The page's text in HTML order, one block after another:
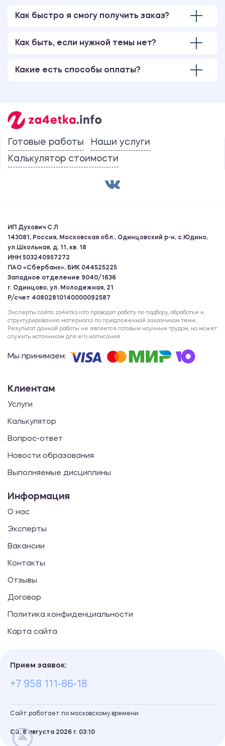
Как быстро я смогу получить заказ?
Как быть, если нужной темы нет?
Какие есть способы оплаты?
Готовые работы
Наши услуги
Калькулятор стоимости
ИП Духович С.Л
143081, Россия, Московская обл., Одинцовский р-н, с.Юдино,
ул.Школьная, д. 11, кв. 18
ИНН 503240957272
ПАО «Сбербанк», БИК 044525225
Западное отделение 9040/1636
г. Одинцово, ул. Молодежная, 21
Р/счет 40802810140000092587
Эксперты сайта za4etka.info проводят работу по подбору, обработке и
структурированию материала по предложенной заказчиком теме.
Результат данной работы не является готовым научным трудом, но может
служить источником для его написания.
Мы принимаем:
Клиентам
Услуги
Калькулятор
Вопрос-ответ
Новости образования
Выполняемые дисциплины
Информация
О нас
Эксперты
Вакансии
Контакты
Отзывы
Договор
Политика конфиденциальности
Карта сайта
Прием заявок:
+7 958 111-86-18
Сайт работает по московскому времени
Сб, 8 августа 2026 г. 03:10